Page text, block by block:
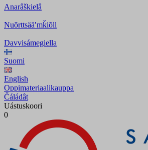
Anarâškielâ
Nuõrttsääʹmǩiõll
Davvisámegiella
Suomi
English
Oppimateriaalikauppa
Čáládât
Uástuskoori
0